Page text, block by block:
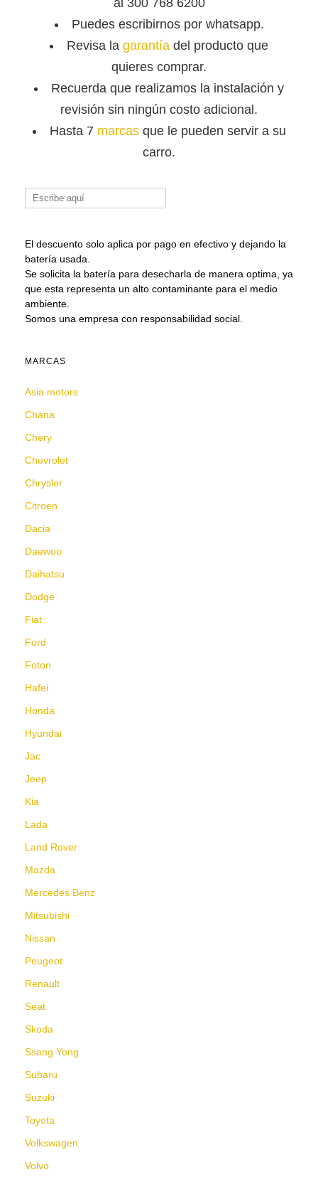
al 300 768 6200
Puedes escribirnos por whatsapp.
Revisa la garantía del producto que
quieres comprar.
Recuerda que realizamos la instalación y
revisión sin ningún costo adicional.
Hasta 7 marcasque le pueden servir a su
carro.
Buscar:
El descuento solo aplica por pago en efectivo y dejando la
batería usada.
Se solicita la batería para desecharla de manera optima, ya
que esta representa un alto contaminante para el medio
ambiente.
Somos una empresa con responsabilidad social.
MARCAS
Asia motors
Chana
Chery
Chevrolet
Chrysler
Citroen
Dacia
Daewoo
Daihatsu
Dodge
Fiat
Ford
Foton
Hafei
Honda
Hyundai
Jac
Jeep
Kia
Lada
Land Rover
Mazda
Mercedes Benz
Mitsubishi
Nissan
Peugeot
Renault
Seat
Skoda
Ssang Yong
Subaru
Suzuki
Toyota
Volkswagen
Volvo